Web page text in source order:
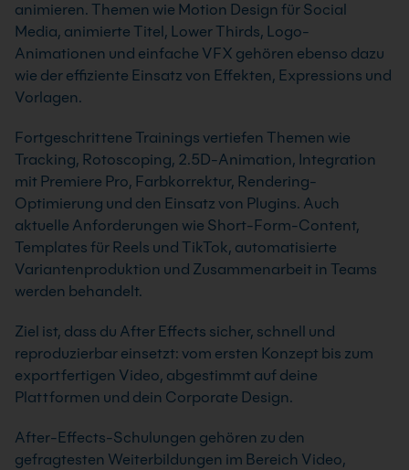
animieren. Themen wie Motion Design für Social
Media, animierte Titel, Lower Thirds, Logo-
Animationen und einfache VFX gehören ebenso dazu
wie der effiziente Einsatz von Effekten, Expressions und
Vorlagen.
Fortgeschrittene Trainings vertiefen Themen wie
Tracking, Rotoscoping, 2.5D-Animation, Integration
mit Premiere Pro, Farbkorrektur, Rendering-
Optimierung und den Einsatz von Plugins. Auch
aktuelle Anforderungen wie Short-Form-Content,
Templates für Reels und TikTok, automatisierte
Variantenproduktion und Zusammenarbeit in Teams
werden behandelt.
Ziel ist, dass du After Effects sicher, schnell und
reproduzierbar einsetzt: vom ersten Konzept bis zum
exportfertigen Video, abgestimmt auf deine
Plattformen und dein Corporate Design.
After-Effects-Schulungen gehören zu den
gefragtesten Weiterbildungen im Bereich Video,